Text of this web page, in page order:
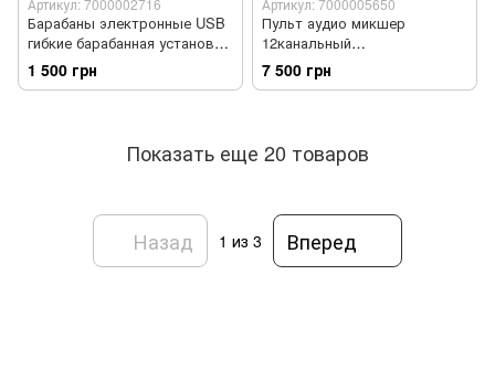
Артикул: 7000002716
Барабаны электронные USB
гибкие барабанная установка
пэды Konix W758
1 500 грн
Артикул: 7000005650
Пульт аудио микшер
12канальный
профессиональный Yamaha
MX-1206USB
7 500 грн
Показать еще 20 товаров
Назад 1 из 3 Вперед